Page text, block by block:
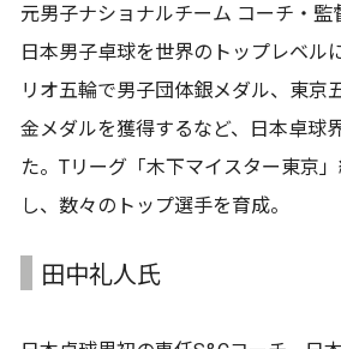
元男子ナショナルチーム コーチ・監
日本男子卓球を世界のトップレベル
リオ五輪で男子団体銀メダル、東京
金メダルを獲得するなど、日本卓球
た。Tリーグ「木下マイスター東京
し、数々のトップ選手を育成。
田中礼人氏